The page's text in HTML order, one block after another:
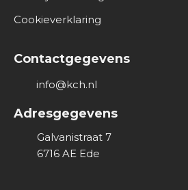
Cookieverklaring
Contactgegevens
info@kch.nl
Adresgegevens
Galvanistraat 7
6716 AE Ede